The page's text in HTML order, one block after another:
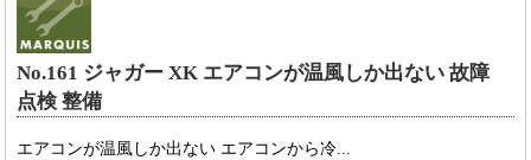
No.161 ジャガー XK エアコンが温風しか出ない 故障
点検 整備
エアコンが温風しか出ない エアコンから冷...